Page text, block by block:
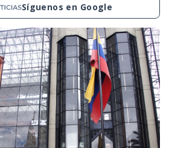
Síguenos en Google